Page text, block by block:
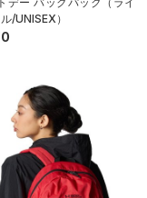
/UNISEX）